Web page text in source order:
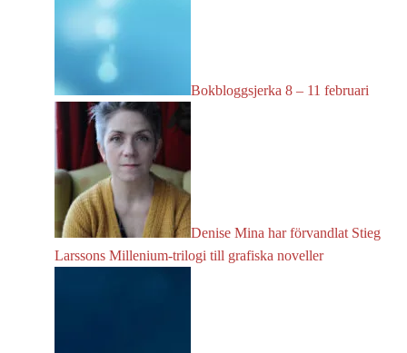
Bokbloggsjerka 8 – 11 februari
Denise Mina har förvandlat Stieg
Larssons Millenium-trilogi till grafiska noveller